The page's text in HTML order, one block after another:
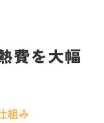
費を大幅
組み